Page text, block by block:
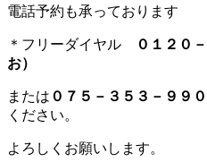
電話予約も承っております
＊フリーダイヤル
０１２０
お）
または ０７５－３５３－９９
ください。
よろしくお願いします。